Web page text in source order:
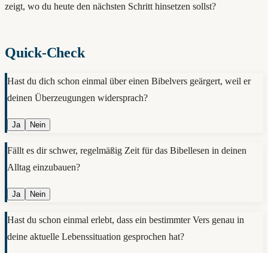
zeigt, wo du heute den nächsten Schritt hinsetzen sollst?
Quick-Check
Hast du dich schon einmal über einen Bibelvers geärgert, weil er
deinen Überzeugungen widersprach?
Ja Nein
Fällt es dir schwer, regelmäßig Zeit für das Bibellesen in deinen
Alltag einzubauen?
Ja Nein
Hast du schon einmal erlebt, dass ein bestimmter Vers genau in
deine aktuelle Lebenssituation gesprochen hat?